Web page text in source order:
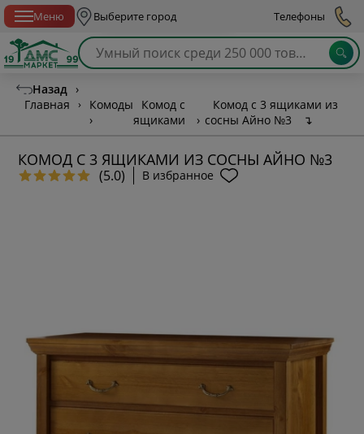
Меню Выберите город Телефоны
Назад ›
Главная
›
Комоды
›
Комод с
ящиками
›
Комод с 3 ящиками из
сосны Айно №3
↴
КОМОД С 3 ЯЩИКАМИ ИЗ СОСНЫ АЙНО №3
(5.0) В избранное